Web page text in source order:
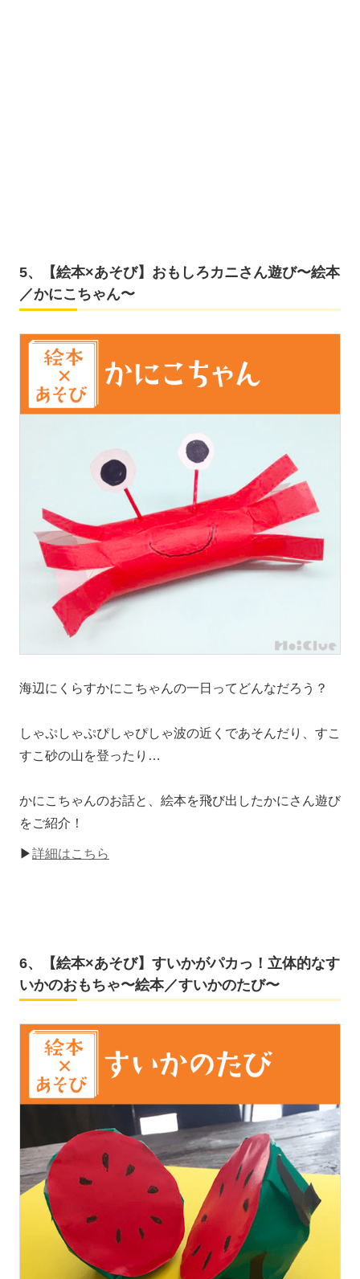
5、【絵本×あそび】おもしろカニさん遊び〜絵本
／かにこちゃん〜
海辺にくらすかにこちゃんの一日ってどんなだろう？
しゃぷしゃぷぴしゃぴしゃ波の近くであそんだり、すこ
すこ砂の山を登ったり…
かにこちゃんのお話と、絵本を飛び出したかにさん遊び
をご紹介！
▶詳細はこちら
6、【絵本×あそび】すいかがパカっ！立体的なす
いかのおもちゃ〜絵本／すいかのたび〜